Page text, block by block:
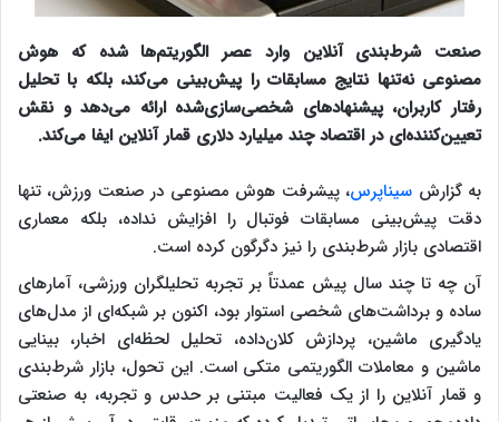
صنعت شرط‌بندی آنلاین وارد عصر الگوریتم‌ها شده که هوش
مصنوعی نه‌تنها نتایج مسابقات را پیش‌بینی می‌کند، بلکه با تحلیل
رفتار کاربران، پیشنهادهای شخصی‌سازی‌شده ارائه می‌دهد و نقش
تعیین‌کننده‌ای در اقتصاد چند میلیارد دلاری قمار آنلاین ایفا می‌کند.
به گزارش سیناپرس، پیشرفت هوش مصنوعی در صنعت ورزش، تنها
دقت پیش‌بینی مسابقات فوتبال را افزایش نداده، بلکه معماری
اقتصادی بازار شرط‌بندی را نیز دگرگون کرده است.
آن چه تا چند سال پیش عمدتاً بر تجربه تحلیلگران ورزشی، آمارهای
ساده و برداشت‌های شخصی استوار بود، اکنون بر شبکه‌ای از مدل‌های
یادگیری ماشین، پردازش کلان‌داده، تحلیل لحظه‌ای اخبار، بینایی
ماشین و معاملات الگوریتمی متکی است. این تحول، بازار شرط‌بندی
و قمار آنلاین را از یک فعالیت مبتنی بر حدس و تجربه، به صنعتی